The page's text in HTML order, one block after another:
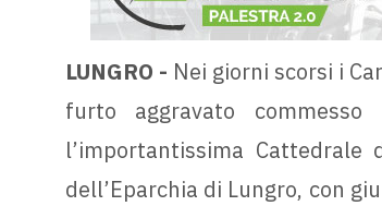
LUNGRO - Nei giorni scorsi i
furto aggravato
l’importantissima
dell’Eparchia di Lungro, con